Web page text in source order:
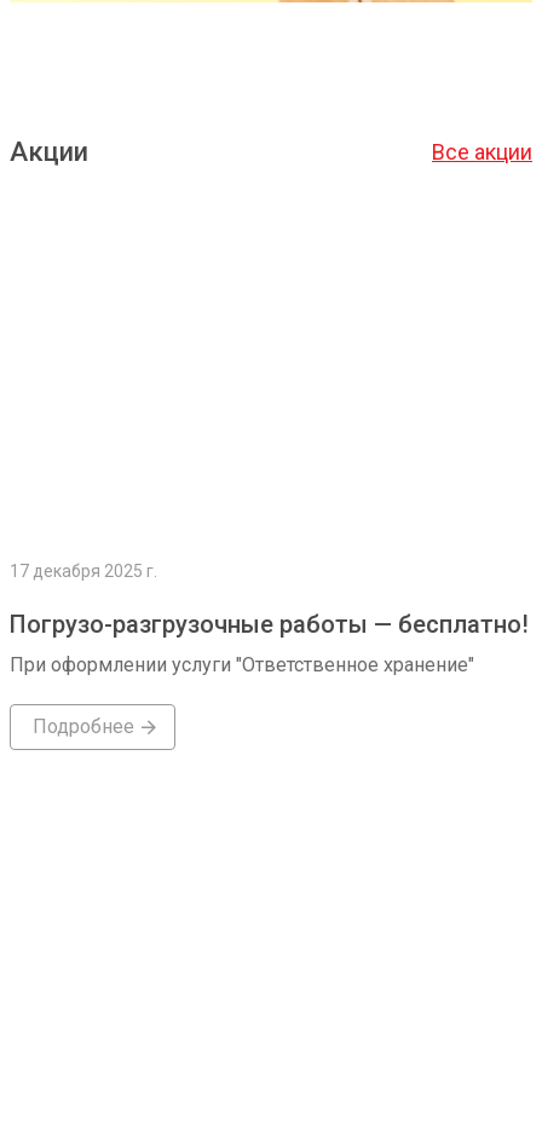
Акции Все акции
17 декабря 2025 г.
Погрузо-разгрузочные работы — бесплатно!
При оформлении услуги "Ответственное хранение"
Подробнее